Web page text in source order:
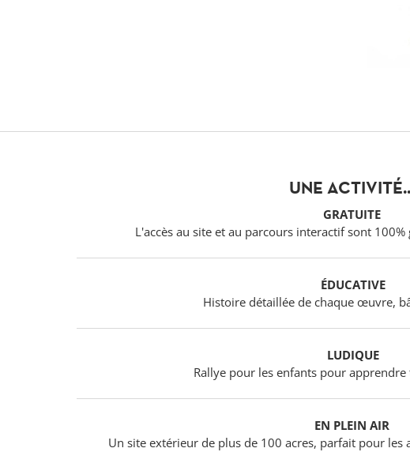
UNE
GRATUITE
L'accès au site et au parcours interactif sont
ÉDUCATIVE
Histoire détaillée de chaque œuvre,
LUDIQUE
Rallye pour les enfants pour
EN PLEIN AIR
Un site extérieur de plus de 100 acres, parfait pour